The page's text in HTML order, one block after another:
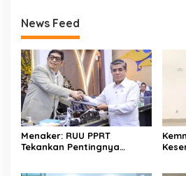
News Feed
Menaker: RUU PPRT
Tekankan Pentingnya